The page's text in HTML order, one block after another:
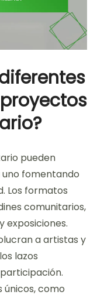
pueden
fomentando
Los formatos
comunitarios,
exposiciones.
a artistas y
lazos
como